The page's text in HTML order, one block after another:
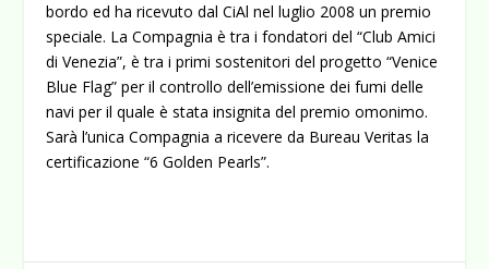
bordo ed ha ricevuto dal CiAl nel luglio 2008 un premio
speciale. La Compagnia è tra i fondatori del “Club Amici
di Venezia”, è tra i primi sostenitori del progetto “Venice
Blue Flag” per il controllo dell’emissione dei fumi delle
navi per il quale è stata insignita del premio omonimo.
Sarà l’unica Compagnia a ricevere da Bureau Veritas la
certificazione “6 Golden Pearls”.